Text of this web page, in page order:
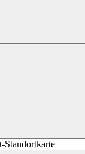
Standortkarte